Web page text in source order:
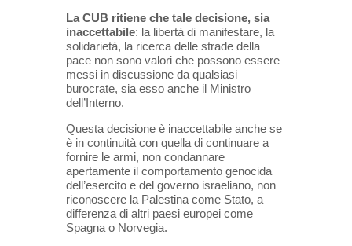
La CUB ritiene che tale decisione, sia
inaccettabile: la libertà di manifestare, la
solidarietà, la ricerca delle strade della
pace non sono valori che possono essere
messi in discussione da qualsiasi
burocrate, sia esso anche il Ministro
dell’Interno.
Questa decisione è inaccettabile anche se
è in continuità con quella di continuare a
fornire le armi, non condannare
apertamente il comportamento genocida
dell’esercito e del governo israeliano, non
riconoscere la Palestina come Stato, a
differenza di altri paesi europei come
Spagna o Norvegia.